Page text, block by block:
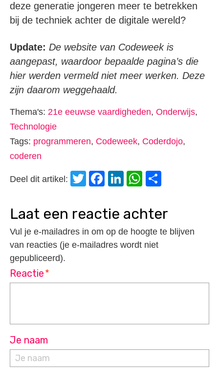
deze generatie jongeren meer te betrekken
bij de techniek achter de digitale wereld?
Update: De website van Codeweek is
aangepast, waardoor bepaalde pagina’s die
hier werden vermeld niet meer werken. Deze
zijn daarom weggehaald.
Thema's: 21e eeuwse vaardigheden, Onderwijs,
Technologie
Tags: programmeren, Codeweek, Coderdojo,
coderen
Deel dit artikel: Twitter
Facebook
LinkedIn
WhatsApp
laat een reactie achter
Vul je e-mailadres in om op de hoogte te blijven
van reacties (je e-mailadres wordt niet
gepubliceerd).
Reactie*
Je naam